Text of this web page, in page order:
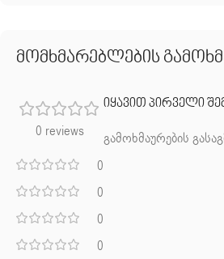
მომხმარებლების
0 reviews
0
0
0
0
იყავით პირველი
გამოხმაურების